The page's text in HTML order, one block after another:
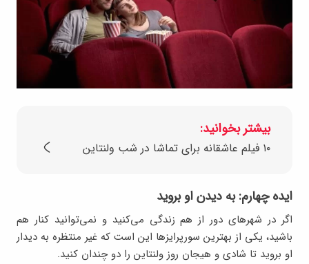
بیشتر بخوانید:
۱۰ فیلم عاشقانه برای تماشا در شب ولنتاین
ایده چهارم: به دیدن او بروید
اگر در شهرهای دور از هم زندگی می‌کنید و نمی‌توانید کنار هم
باشید، یکی از بهترین سورپرایزها این است که غیر منتظره به دیدار
او بروید تا شادی و هیجان روز ولنتاین را دو چندان کنید.